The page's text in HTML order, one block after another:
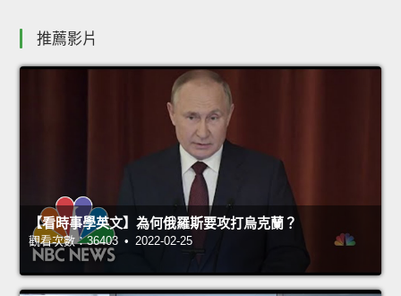
推薦影片
【看時事學英文】為何俄羅斯要攻打烏克蘭？
觀看次數：36403 • 2022-02-25